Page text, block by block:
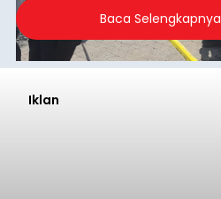
Baca Selengkapnya
Iklan